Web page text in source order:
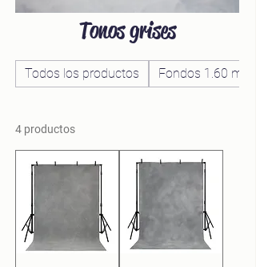
Tonos grises
Todos los productos Fondos 1.60 mts
4 productos